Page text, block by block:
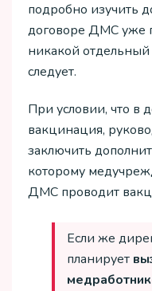
подробно изучить
договоре ДМС уже
никакой
следует.
При условии, что в
вакцинация,
заключить
которому
ДМС проводит
Если же
планирует